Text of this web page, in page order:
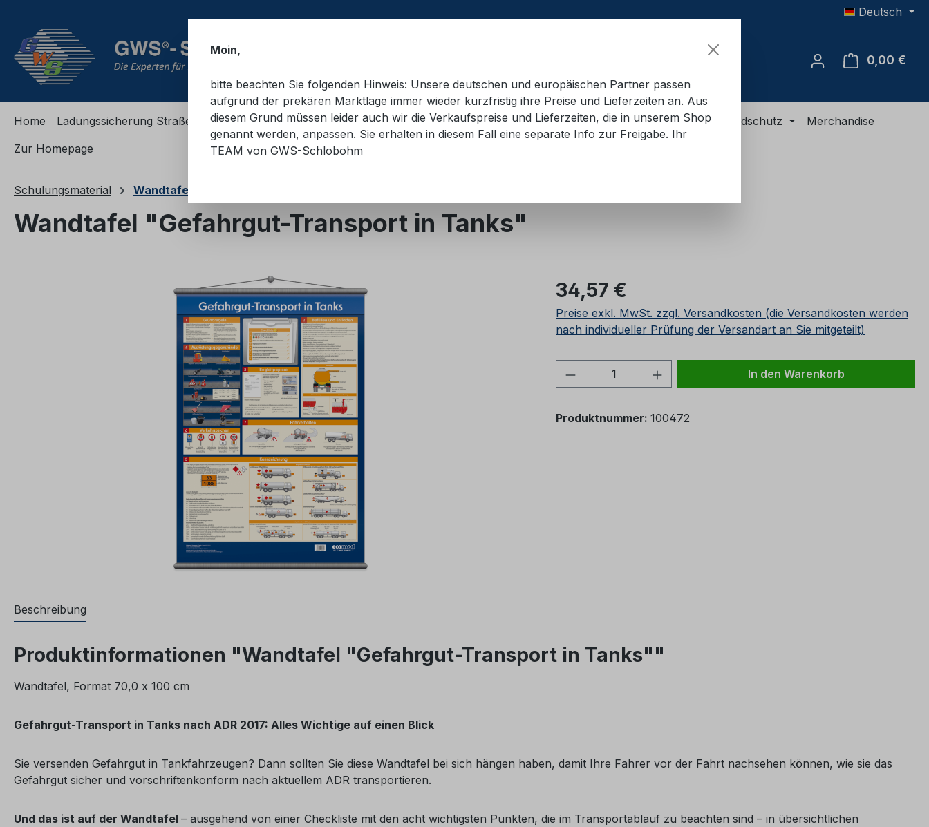
Deutsch
0,00 €
Home Ladungssicherung Straße Ladungssicherung Container Schulungsmaterial Hebetechnik ADR-Ausrüstung Brandschutz
Merchandise
Zur Homepage
Schulungsmaterial Wandtafeln
Wandtafel "Gefahrgut-Transport in Tanks"
Regulärer Preis:
34,57 €
Preise exkl. MwSt. zzgl. Versandkosten (die Versandkosten werden
nach individueller Prüfung der Versandart an Sie mitgeteilt)
Produkt Anzahl: Gib den gewünschten Wert
In den Warenkorb
Produktnummer: 100472
Beschreibung
Produktinformationen "Wandtafel "Gefahrgut-Transport in Tanks""
Wandtafel, Format 70,0 x 100 cm
Gefahrgut-Transport in Tanks nach ADR 2017: Alles Wichtige auf einen Blick
Sie versenden Gefahrgut in Tankfahrzeugen? Dann sollten Sie diese Wandtafel bei sich hängen haben, damit Ihre Fahrer vor der Fahrt nachsehen können, wie sie das
Gefahrgut sicher und vorschriftenkonform nach aktuellem ADR transportieren.
Und das ist auf der Wandtafel – ausgehend von einer Checkliste mit den acht wichtigsten Punkten, die im Transportablauf zu beachten sind – in übersichtlichen
Moin,
bitte beachten Sie folgenden Hinweis: Unsere deutschen und europäischen Partner passen
aufgrund der prekären Marktlage immer wieder kurzfristig ihre Preise und Lieferzeiten an. Aus
diesem Grund müssen leider auch wir die Verkaufspreise und Lieferzeiten, die in unserem Shop
genannt werden, anpassen. Sie erhalten in diesem Fall eine separate Info zur Freigabe. Ihr
TEAM von GWS-Schlobohm